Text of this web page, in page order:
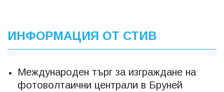
ИНФОРМАЦИЯ ОТ СТИВ
Международен търг за изграждане на
фотоволтаични централи в Бруней